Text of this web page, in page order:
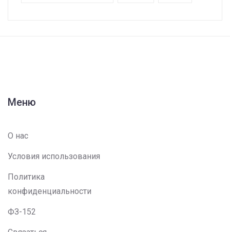
Меню
О нас
Условия использования
Политика
конфиденциальности
ФЗ-152